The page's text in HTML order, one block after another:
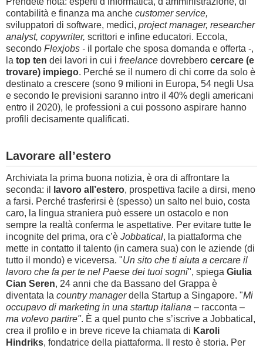
contabilità e finanza ma anche customer service,
sviluppatori di software, medici, project manager, researcher
analyst, copywriter, scrittori e infine educatori. Eccola,
secondo Flexjobs - il portale che sposa domanda e offerta -,
la top ten dei lavori in cui i freelance dovrebbero cercare (e
trovare) impiego. Perché se il numero di chi corre da solo è
destinato a crescere (sono 9 milioni in Europa, 54 negli Usa
e secondo le previsioni saranno intro il 40% degli americani
entro il 2020), le professioni a cui possono aspirare hanno
profili decisamente qualificati.
Lavorare all’estero
Archiviata la prima buona notizia, è ora di affrontare la
seconda: il
lavoro all’estero, prospettiva facile a dirsi, meno
a farsi. Perché trasferirsi è (spesso) un salto nel buio, costa
caro, la lingua straniera può essere un ostacolo e non
sempre la realtà conferma le aspettative. Per evitare tutte le
incognite del prima, ora c’è Jobbatical, la piattaforma che
mette in contatto il talento (in camera sua) con le aziende (di
tutto il mondo) e viceversa. "Un sito che ti aiuta a cercare il
lavoro che fa per te nel Paese dei tuoi sogni", spiega Giulia
Cian Seren, 24 anni che da Bassano del Grappa è
diventata la country managerdella Startup a Singapore. "Mi
occupavo di marketing in una startup italiana – racconta –
ma volevo partire". È a quel punto che s’iscrive a Jobbatical,
crea il profilo e in breve riceve la chiamata di Karoli
Hindriks, fondatrice della piattaforma. Il resto è storia. Per